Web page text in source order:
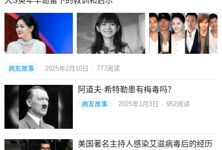
病友故事 2025年2月10日 · 777阅读
阿道夫·希特勒患有梅毒吗？
病友故事 2025年1月3日 · 952阅读
美国著名主持人感染艾滋病毒后的经历